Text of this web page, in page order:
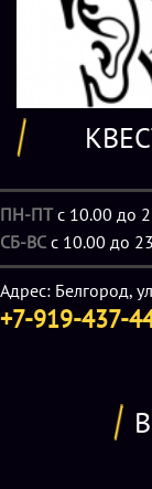
ПН-ПТс 10.00 до
СБ-ВС с 10.00 до
Адрес: Белгород,
+7-919-437-